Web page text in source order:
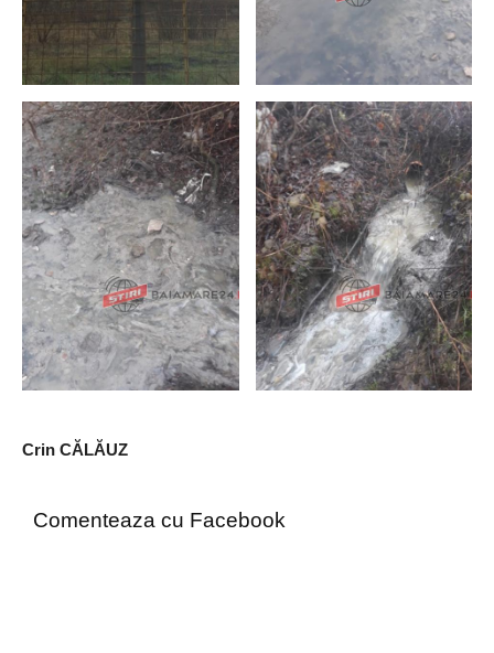
Crin CĂLĂUZ
Comenteaza cu Facebook